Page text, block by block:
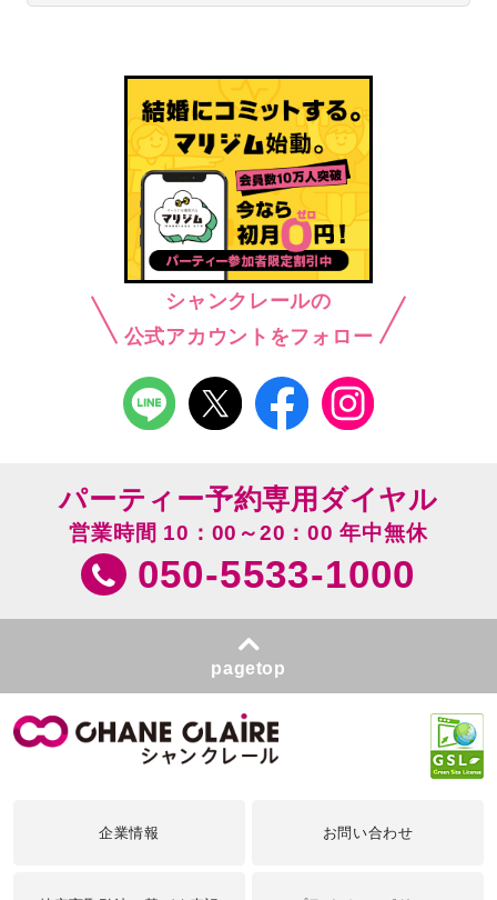
シャンクレールの
公式アカウントをフォロー
パーティー予約専用ダイヤル
営業時間 10：00～20：00 年中無休
050-5533-1000
pagetop
企業情報 お問い合わせ